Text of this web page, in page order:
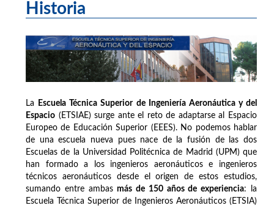
Historia
La
Escuela Técnica Superior de Ingeniería Aeronáutica y del
Espacio (ETSIAE) surge ante el reto de adaptarse al Espacio
Europeo de Educación Superior (EEES). No podemos hablar
de una escuela nueva pues nace de la fusión de las dos
Escuelas de la Universidad Politécnica de Madrid (UPM) que
han formado a los ingenieros aeronáuticos e ingenieros
técnicos aeronáuticos desde el origen de estos estudios,
sumando entre ambasmás de 150 años de experiencia: la
Escuela Técnica Superior de Ingenieros Aeronáuticos (ETSIA)